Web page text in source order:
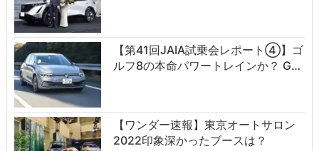
【第41回JAIA試乗会レポート④】ゴ
ルフ8の本命パワートレインか？ G…
【ワンダー速報】東京オートサロン
2022印象深かったブースは？